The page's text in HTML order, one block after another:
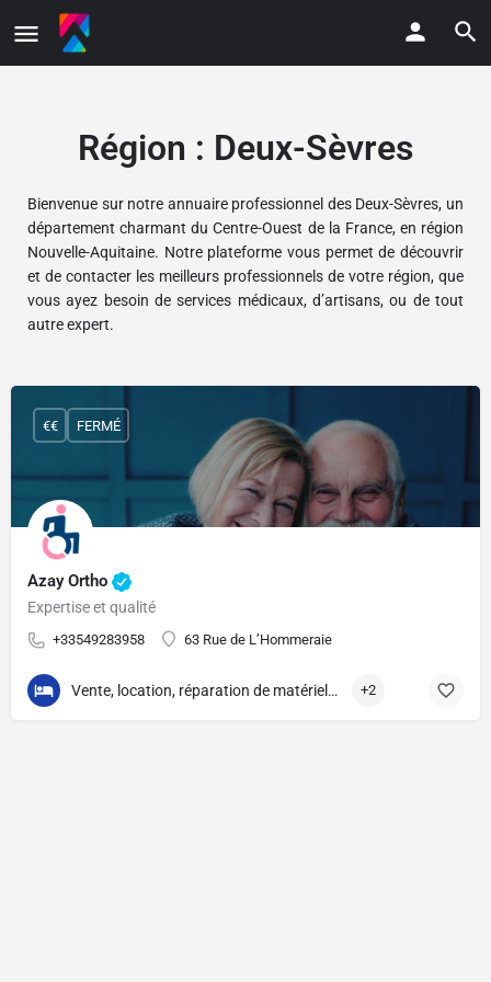
Région : Deux-Sèvres
Bienvenue sur notre annuaire professionnel des Deux-Sèvres, un
département charmant du Centre-Ouest de la France, en région
Nouvelle-Aquitaine. Notre plateforme vous permet de découvrir
et de contacter les meilleurs professionnels de votre région, que
vous ayez besoin de services médicaux, d’artisans, ou de tout
autre expert.
Azay Ortho
Expertise et qualité
+33549283958 63 Rue de L’Hommeraie
€€ FERMÉ
Vente, location, réparation de matériel médico-chirurgical +2